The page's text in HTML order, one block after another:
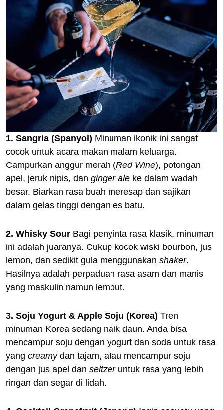
1. Sangria (Spanyol) Minuman ikonik ini sangat
cocok untuk acara makan malam keluarga.
Campurkan anggur merah (Red Wine), potongan
apel, jeruk nipis, dan ginger ale ke dalam wadah
besar. Biarkan rasa buah meresap dan sajikan
dalam gelas tinggi dengan es batu.
2. Whisky Sour Bagi penyinta rasa klasik, minuman
ini adalah juaranya. Cukup kocok wiski bourbon, jus
lemon, dan sedikit gula menggunakan shaker.
Hasilnya adalah perpaduan rasa asam dan manis
yang maskulin namun lembut.
3. Soju Yogurt & Apple Soju (Korea) Tren
minuman Korea sedang naik daun. Anda bisa
mencampur soju dengan yogurt dan soda untuk rasa
yang creamydan tajam, atau mencampur soju
dengan jus apel dan seltzeruntuk rasa yang lebih
ringan dan segar di lidah.